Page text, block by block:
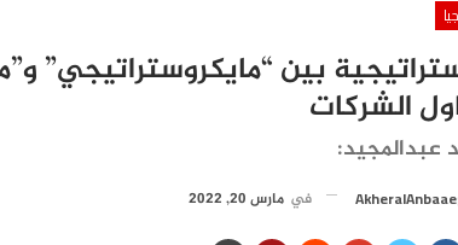
بين “مايكروستراتيجي”
الشركات
في مارس 20, 2022